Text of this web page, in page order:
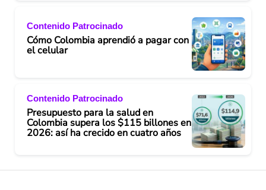
Contenido Patrocinado
Cómo Colombia aprendió a pagar con
el celular
Contenido Patrocinado
Presupuesto para la salud en
Colombia supera los $115 billones en
2026: así ha crecido en cuatro años